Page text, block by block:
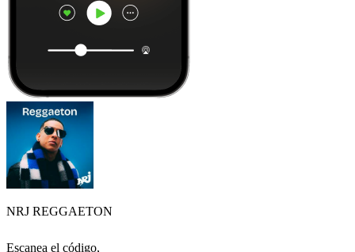
NRJ REGGAETON
Escanea el código,